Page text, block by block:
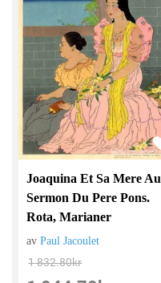
Joaquina Et Sa Mere Au
Sermon Du Pere Pons.
Rota, Marianer
avPaul Jacoulet
1 832.80kr